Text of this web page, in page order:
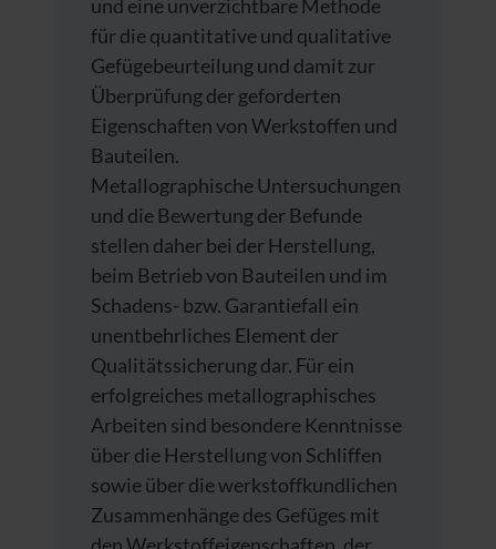
und eine unverzichtbare Methode
für die quantitative und qualitative
Gefügebeurteilung und damit zur
Überprüfung der geforderten
Eigenschaften von Werkstoffen und
Bauteilen.
Metallographische Untersuchungen
und die Bewertung der Befunde
stellen daher bei der Herstellung,
beim Betrieb von Bauteilen und im
Schadens- bzw. Garantiefall ein
unentbehrliches Element der
Qualitätssicherung dar. Für ein
erfolgreiches metallographisches
Arbeiten sind besondere Kenntnisse
über die Herstellung von Schliffen
sowie über die werkstoffkundlichen
Zusammenhänge des Gefüges mit